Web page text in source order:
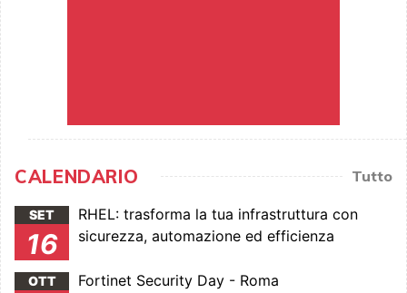
CALENDARIO Tutto
SET
16
RHEL: trasforma la tua infrastruttura con
sicurezza, automazione ed efficienza
OTT Fortinet Security Day - Roma